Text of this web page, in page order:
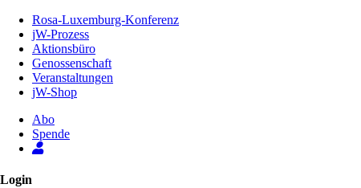
Inhalt
Seite
Rosa-Luxemburg-Konferenz
jW-Prozess
Aktionsbüro
Genossenschaft
Veranstaltungen
jW-Shop
Abo
Spende
Login